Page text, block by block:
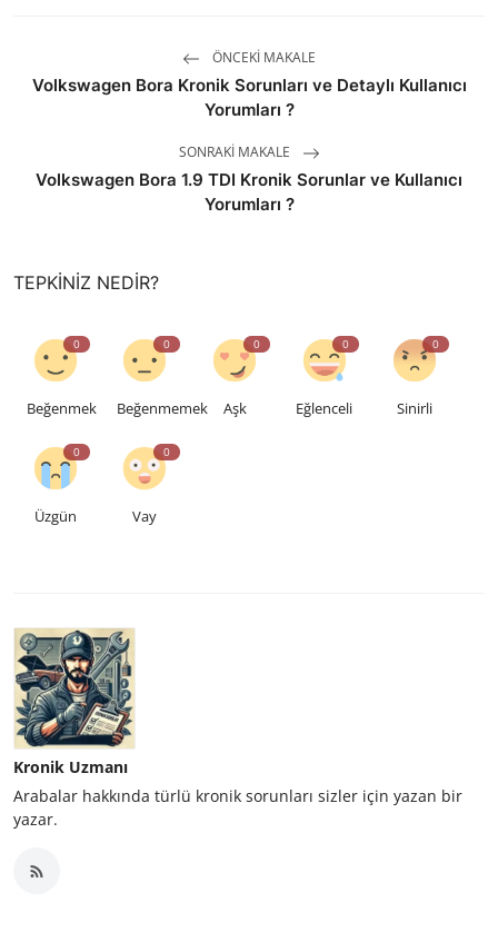
ÖNCEKI MAKALE
Volkswagen Bora Kronik Sorunları ve Detaylı Kullanıcı
Yorumları ?
SONRAKI MAKALE
Volkswagen Bora 1.9 TDI Kronik Sorunlar ve Kullanıcı
Yorumları ?
TEPKINIZ NEDIR?
0
Beğenmek
0
Beğenmemek
0
Aşk
0
Eğlenceli
0
Sinirli
0
Üzgün
0
Vay
Kronik Uzmanı
Arabalar hakkında türlü kronik sorunları sizler için yazan bir
yazar.